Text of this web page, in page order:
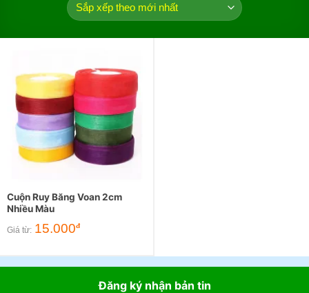
Cuộn Ruy Băng Voan 2cm
Nhiều Màu
Giá từ: 15.000đ
Đăng ký nhận bản tin